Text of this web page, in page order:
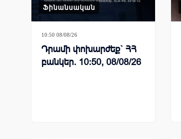
Ֆինանսական
10:50 08/08/26
Դրամի փոխարժեք` ՀՀ
բանկեր. 10:50, 08/08/26